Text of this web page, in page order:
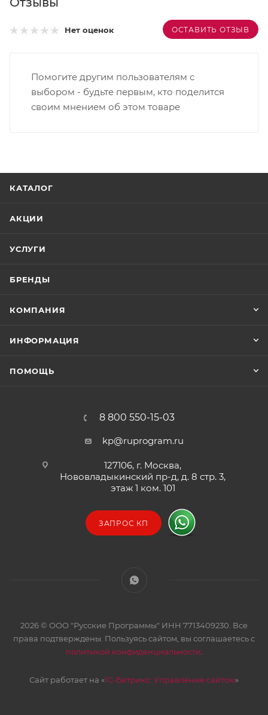
Нет оценок ОСТАВИТЬ ОТЗЫВ
Помогите другим пользователям с
выбором - будьте первым, кто поделится
своим мнением об этом товаре
КАТАЛОГ
АКЦИИ
УСЛУГИ
БРЕНДЫ
КОМПАНИЯ
ИНФОРМАЦИЯ
ПОМОЩЬ
8 800 550-15-03
kp@ruprogram.ru
127106, г. Москва,
Нововладыкинский пр-д, д. 8 стр. 3,
этаж 1 ком. 101
ЗАПРОС КП
2026 © ООО "Русские Программы" ИНН 7713409230. Все
права подтверждены. Пользуясь сайтом, вы соглашаетесь с
политикой конфиденциальности
Сайт работает на «1С-Битрикс: Управление сайтом»